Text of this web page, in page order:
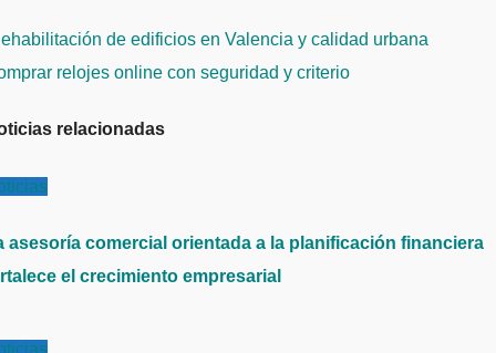
de edificios en Valencia y calidad urbana
relojes online con seguridad y criterio
relacionadas
asesoría comercial orientada a la planificación financiera
el crecimiento empresarial